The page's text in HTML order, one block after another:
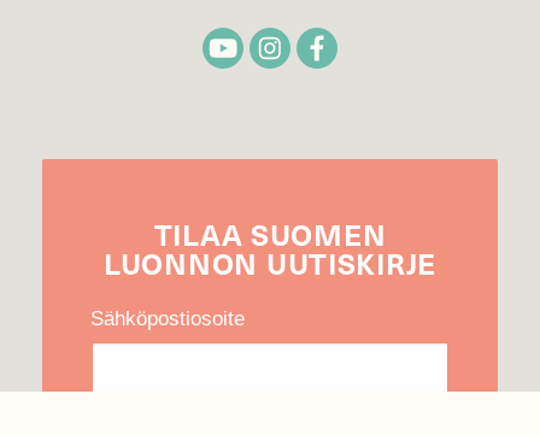
TILAA SUOMEN
LUONNON UUTIS­KIRJE
Sähköpostiosoite